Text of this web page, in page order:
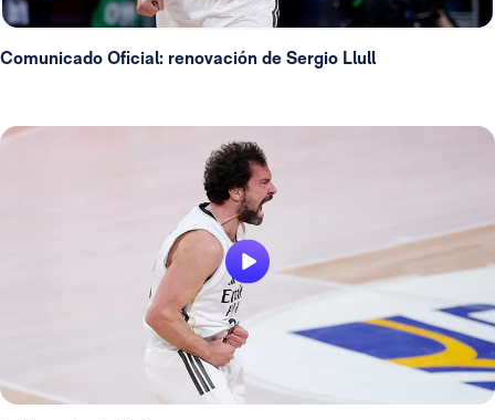
Comunicado Oficial: renovación de Sergio Llull